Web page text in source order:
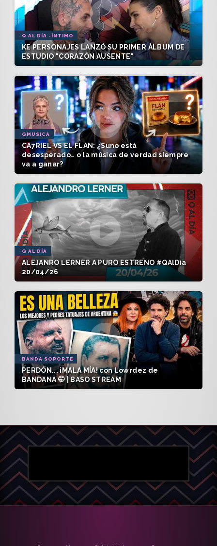
Q AL DÍA -ÍNTIMO
KE PERSONAJES LANZÓ SU PRIMER ÁLBUM DE
ESTUDIO "CORAZÓN AUSENTE"
QMUSICA
CA7RIEL VS EL FLAN: ¿Suno está
desesperado… o la música de verdad siempre
va a ganar?
Q AL DÍA
ALEJANRO LERNER A PURO ESTRENO #QAlDía
20/04/26
BANDA SOPORTE
PERDÓN... ¡MALA MÍA! con Lowrdez de
BANDANA 🤭 | BASO STREAM